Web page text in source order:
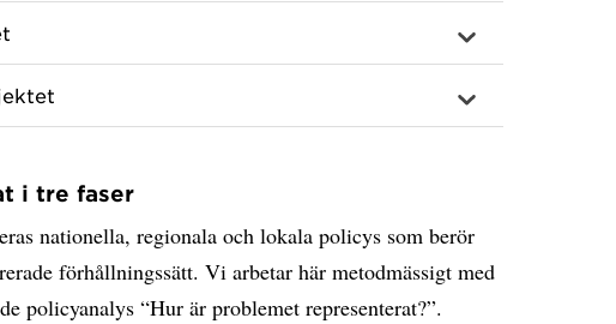
i tre faser
nationella, regionala och lokala policys som berör
förhållningssätt. Vi arbetar här metodmässigt med
policyanalys “Hur är problemet representerat?”.